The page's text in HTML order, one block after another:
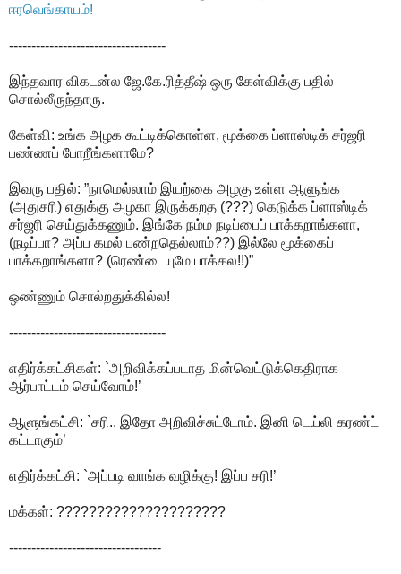
ஈரவெங்காயம்!
-----------------------------------
இந்தவார விகடன்ல ஜே.கே.ரித்தீஷ் ஒரு கேள்விக்கு பதில்
சொல்லீருந்தாரு.
கேள்வி: உங்க அழக கூட்டிக்கொள்ள, மூக்கை ப்ளாஸ்டிக் சர்ஜரி
பண்ணப் போறீங்களாமே?
இவரு பதில்: ”நாமெல்லாம் இயற்கை அழகு உள்ள ஆளுங்க
(அதுசரி) எதுக்கு அழகா இருக்கறத (???) கெடுக்க ப்ளாஸ்டிக்
சர்ஜரி செய்துக்கணும். இங்கே நம்ம நடிப்பைப் பாக்கறாங்களா,
(நடிப்பா? அப்ப கமல் பண்றதெல்லாம்??) இல்லே மூக்கைப்
பாக்கறாங்களா? (ரெண்டையுமே பாக்கல!!)”
ஒண்ணும் சொல்றதுக்கில்ல!
-----------------------------------
எதிர்க்கட்சிகள்: `அறிவிக்கப்படாத மின்வெட்டுக்கெதிராக
ஆர்பாட்டம் செய்வோம்!’
ஆளுங்கட்சி: `சரி.. இதோ அறிவிச்சுட்டோம். இனி டெய்லி கரண்ட்
கட்டாகும்’
எதிர்க்கட்சி: `அப்படி வாங்க வழிக்கு! இப்ப சரி!’
மக்கள்: ?????????????????????
----------------------------------